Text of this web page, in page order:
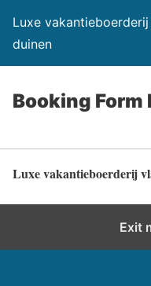
Luxe
duinen
Booking Form
Luxe vakantieboerderij
Exit